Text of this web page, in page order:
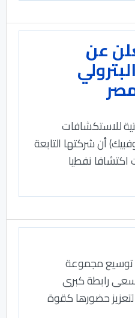
عن
للاستكشافات
أن شركتها التابعة
نفطيا
توسيع مجموعة
رابطة كبرى
لتعزيز حضورها كقوة